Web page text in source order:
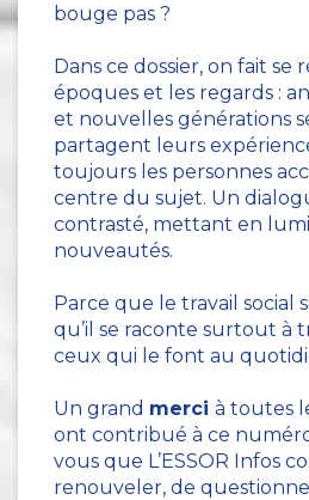
bouge pas ?
Dans ce dossier, on fait se
époques et les regards :
et nouvelles générations
partagent leurs
toujours les personnes
centre du sujet. Un
contrasté, mettant en
nouveautés.
Parce que le travail social
qu’il se raconte surtout à
ceux qui le font au
Un grand merci à toutes
ont contribué à ce numéro
vous que L’ESSOR Infos
renouveler, de